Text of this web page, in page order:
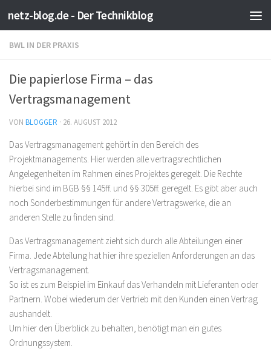
Zum Inhalt springen
netz-blog.de - Der Technikblog
BWL IN DER PRAXIS
Die papierlose Firma – das
Vertragsmanagement
VON BLOGGER · 26. AUGUST 2012
Das Vertragsmanagement gehört in den Bereich des
Projektmanagements. Hier werden alle vertragsrechtlichen
Angelegenheiten im Rahmen eines Projektes geregelt. Die Rechte
hierbei sind im BGB §§ 145ff. und §§ 305ff. geregelt. Es gibt aber auch
noch Sonderbestimmungen für andere Vertragswerke, die an
anderen Stelle zu finden sind.
Das Vertragsmanagement zieht sich durch alle Abteilungen einer
Firma. Jede Abteilung hat hier ihre speziellen Anforderungen an das
Vertragsmanagement.
So ist es zum Beispiel im Einkauf das Verhandeln mit Lieferanten oder
Partnern. Wobei wiederum der Vertrieb mit den Kunden einen Vertrag
aushandelt.
Um hier den Überblick zu behalten, benötigt man ein gutes
Ordnungssystem.